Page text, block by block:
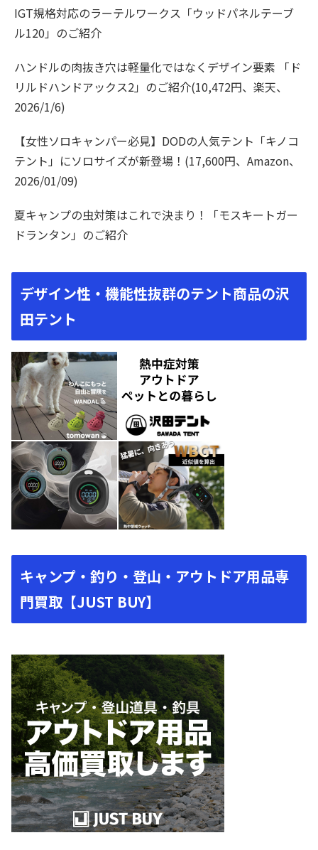
IGT規格対応のラーテルワークス「ウッドパネルテーブ
ル120」のご紹介
ハンドルの肉抜き穴は軽量化ではなくデザイン要素 「ド
リルドハンドアックス2」のご紹介(10,472円、楽天、
2026/1/6)
【女性ソロキャンパー必見】DODの人気テント「キノコ
テント」にソロサイズが新登場！(17,600円、Amazon、
2026/01/09)
夏キャンプの虫対策はこれで決まり！「モスキートガー
ドランタン」のご紹介
デザイン性・機能性抜群のテント商品の沢
田テント
キャンプ・釣り・登山・アウトドア用品専
門買取【JUST BUY】